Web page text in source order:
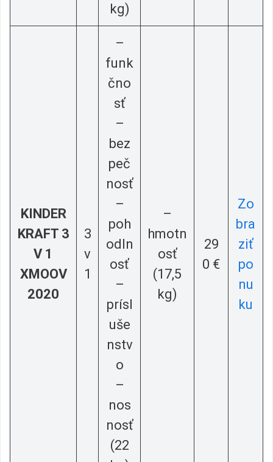
kg)
KINDER
KRAFT 3
V 1
XMOOV
2020
3
v
1
–
funk
čno
sť
–
bez
peč
nosť
–
poh
odln
osť
–
prísl
uše
nstv
o
–
nos
nosť
(22
–
hmotn
osť
(17,5
kg)
29
0 €
Zo
bra
ziť
po
nu
ku